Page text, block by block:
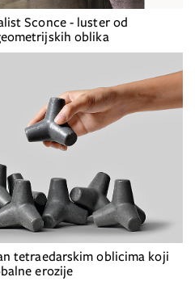
Sconce - luster od
oblika
tetraedarskim oblicima koji
erozije